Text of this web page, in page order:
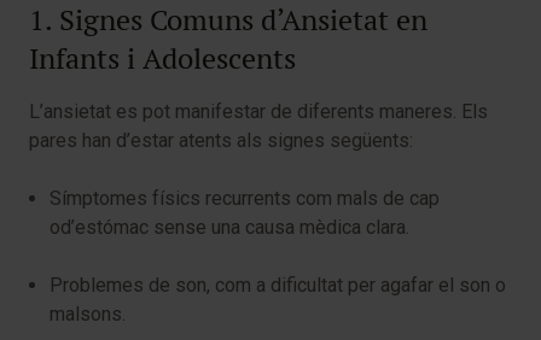
1. Signes Comuns d’Ansietat en
Infants i Adolescents
L’ansietat es pot manifestar de diferents maneres. Els
pares han d’estar atents als signes següents:
Símptomes físics recurrents com mals de cap
od’estómac sense una causa mèdica clara.
Problemes de son, com a dificultat per agafar el son o
malsons.